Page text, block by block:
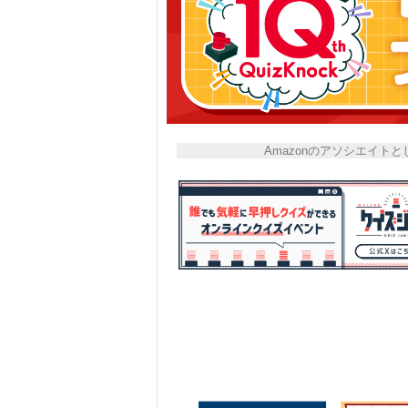
Amazonのアソシエイトと